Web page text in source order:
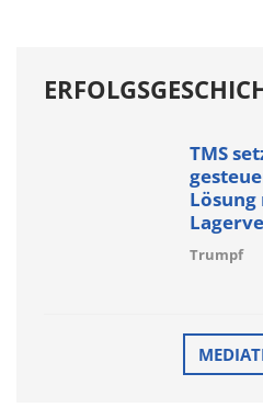
TMS
Trumpf